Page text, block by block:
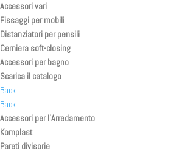
Accessori vari
Fissaggi per mobili
Distanziatori per pensili
Cerniera soft-closing
Accessori per bagno
Scarica il catalogo
Back
Back
Accessori per l’Arredamento
Komplast
Pareti divisorie